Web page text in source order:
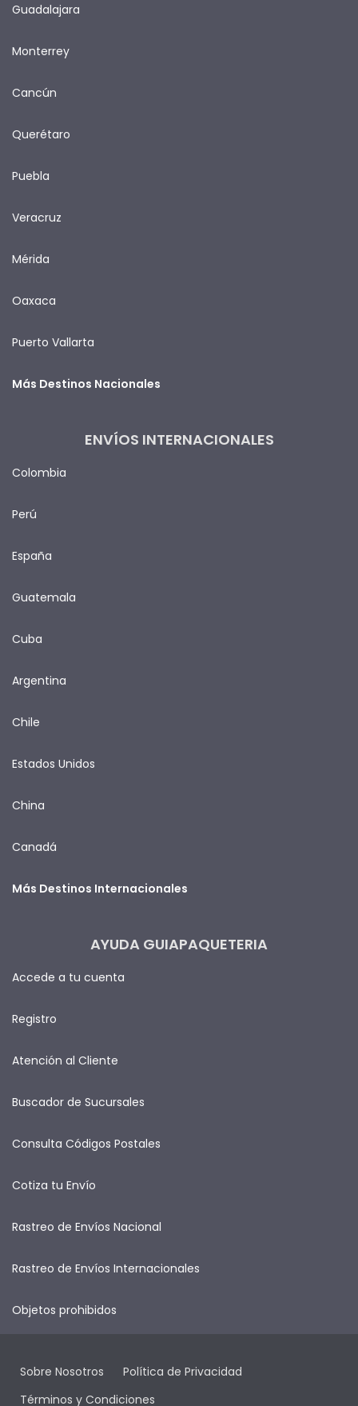
Guadalajara
Monterrey
Cancún
Querétaro
Puebla
Veracruz
Mérida
Oaxaca
Puerto Vallarta
Más Destinos Nacionales
ENVÍOS INTERNACIONALES
Colombia
Perú
España
Guatemala
Cuba
Argentina
Chile
Estados Unidos
China
Canadá
Más Destinos Internacionales
AYUDA GUIAPAQUETERIA
Accede a tu cuenta
Registro
Atención al Cliente
Buscador de Sucursales
Consulta Códigos Postales
Cotiza tu Envío
Rastreo de Envíos Nacional
Rastreo de Envíos Internacionales
Objetos prohibidos
Sobre Nosotros
Política de Privacidad
Términos y Condiciones